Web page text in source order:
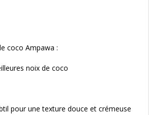
coco Ampawa :
noix de coco
pour une texture douce et crémeuse